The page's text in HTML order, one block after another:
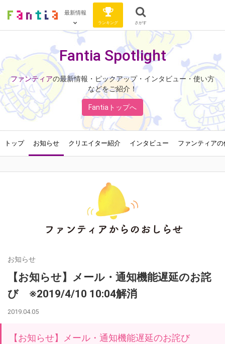
最新情報
ランキング さがす
Fantia Spotlight
ファンティアの最新情報・ピックアップ・インタビュー・使い方
などをご紹介！
Fantiaトップへ
トップ お知らせ クリエイター紹介 インタビュー ファンティア
お知らせ
【お知らせ】メール・通知機能遅延のお詫
び ※2019/4/10 10:04解消
2019.04.05
【お知らせ】メール・通知機能遅延のお詫び